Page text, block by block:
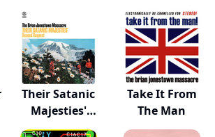
Their Satanic
Majesties'
Seco...
Take It From
The Man